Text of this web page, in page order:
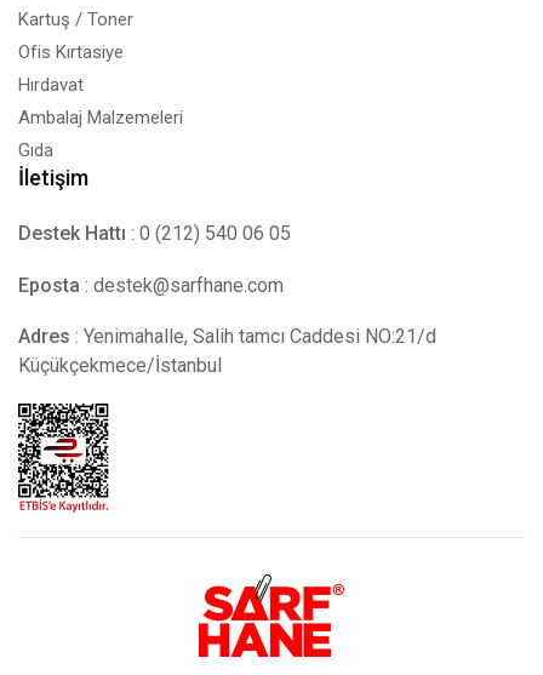
Kartuş / Toner
Ofis Kırtasiye
Hırdavat
Ambalaj Malzemeleri
Gıda
İletişim
Destek Hattı : 0 (212) 540 06 05
Eposta : destek@sarfhane.com
Adres : Yenimahalle, Salih tamcı Caddesi NO:21/d
Küçükçekmece/İstanbul